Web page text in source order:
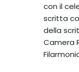
con il
scritta
della
Camera